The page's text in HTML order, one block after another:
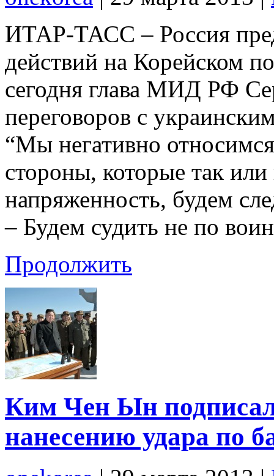
ИТАР-ТАСС – Россия
действий на Корейском
сегодня глава МИД РФ
переговоров с
“Мы негативно
стороны, которые так или
напряженность, будем
– Будем судить не по
Продолжить
Ким Чен Ын подписал
нанесению удара по